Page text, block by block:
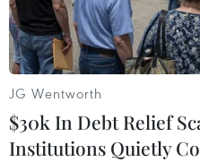
dài.
JG Wentworth
$30k In Debt Relief
Institutions Quietly